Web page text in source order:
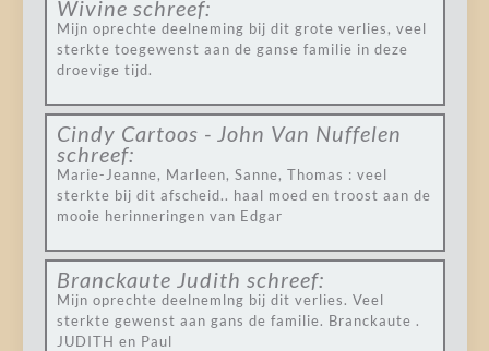
Wivine schreef:
Mijn oprechte deelneming bij dit grote verlies, veel
sterkte toegewenst aan de ganse familie in deze
droevige tijd.
Cindy Cartoos - John Van Nuffelen
schreef:
Marie-Jeanne, Marleen, Sanne, Thomas : veel
sterkte bij dit afscheid.. haal moed en troost aan de
mooie herinneringen van Edgar
Branckaute Judith schreef:
Mijn oprechte deelnemlng bij dit verlies. Veel
sterkte gewenst aan gans de familie. Branckaute .
JUDITH en Paul